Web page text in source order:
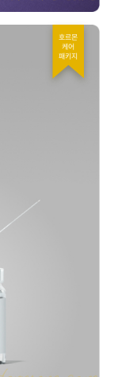
호르몬
케어
패키지